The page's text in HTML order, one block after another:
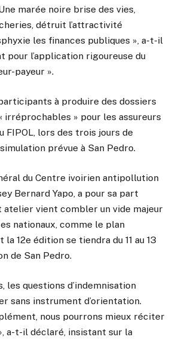
marée noire brise des vies,
détruit l’attractivité
les finances publiques », a-t-il
pour l’application rigoureuse du
payeur ».
à produire des dossiers
irréprochables » pour les assureurs
FIPOL, lors des trois jours de
prévue à San Pedro.
du Centre ivoirien antipollution
Bernard Yapo, a pour sa part
atelier vient combler un vide majeur
nationaux, comme le plan
la 12e édition se tiendra du 11 au 13
de San Pedro.
les questions d’indemnisation
sans instrument d’orientation.
nous pourrons mieux réciter
a-t-il déclaré, insistant sur la